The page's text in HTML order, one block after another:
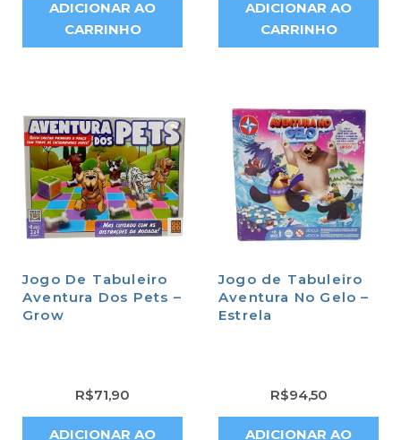
ADICIONAR AO
CARRINHO
ADICIONAR AO
CARRINHO
Jogo De Tabuleiro
Aventura Dos Pets –
Grow
R$71,90
ADICIONAR AO
Jogo de Tabuleiro
Aventura No Gelo –
Estrela
R$94,50
ADICIONAR AO